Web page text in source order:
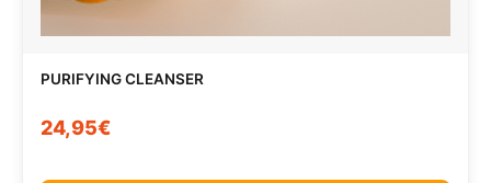
PURIFYING CLEANSER
24,95€